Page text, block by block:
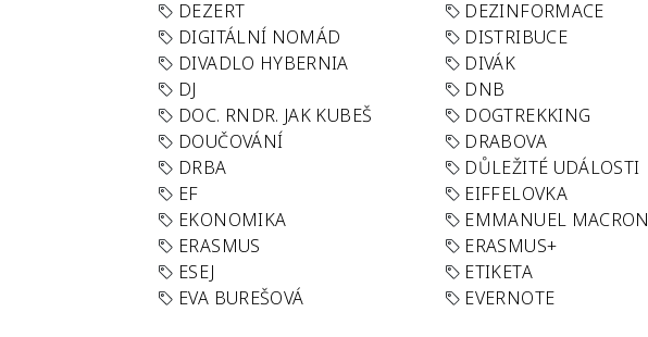
DEZERT
DEZINFORMACE
DIGITÁLNÍ NOMÁD
DISTRIBUCE
DIVADLO HYBERNIA
DIVÁK
DJ
DNB
DOC. RNDR. JAK KUBEŠ
DOGTREKKING
DOUČOVÁNÍ
DRABOVA
DRBA
DŮLEŽITÉ UDÁLOSTI
EF
EIFFELOVKA
EKONOMIKA
EMMANUEL MACRON
ERASMUS
ERASMUS+
ESEJ
ETIKETA
EVA BUREŠOVÁ
EVERNOTE